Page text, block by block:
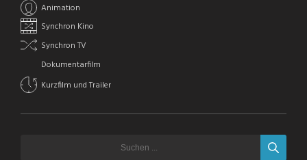
Animation
Synchron Kino
Synchron TV
Dokumentarfilm
Kurzfilm und Trailer